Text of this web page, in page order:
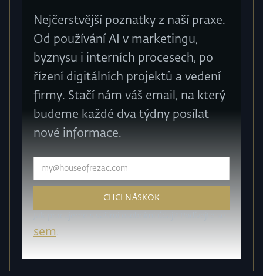
Nejčerstvější poznatky z naší praxe.
Od používání AI v marketingu,
byznysu i interních procesech, po
řízení digitálních projektů a vedení
firmy. Stačí nám váš email, na který
budeme každé dva týdny posílat
nové informace.
sem